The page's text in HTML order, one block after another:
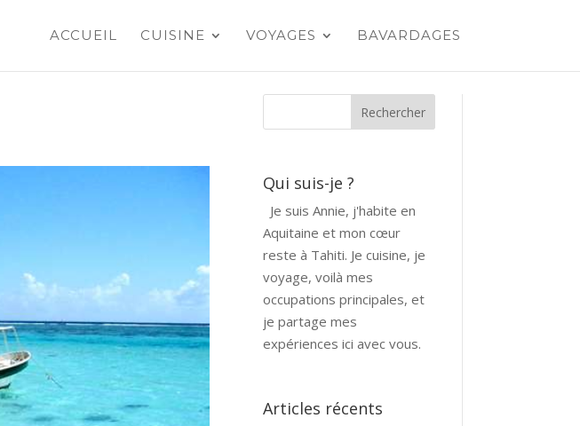
ACCUEIL CUISINE VOYAGES BAVARDAGES
Qui suis-je ?
Je suis Annie, j'habite en
Aquitaine et mon cœur
reste à Tahiti. Je cuisine, je
voyage, voilà mes
occupations principales, et
je partage mes
expériences ici avec vous.
Articles récents